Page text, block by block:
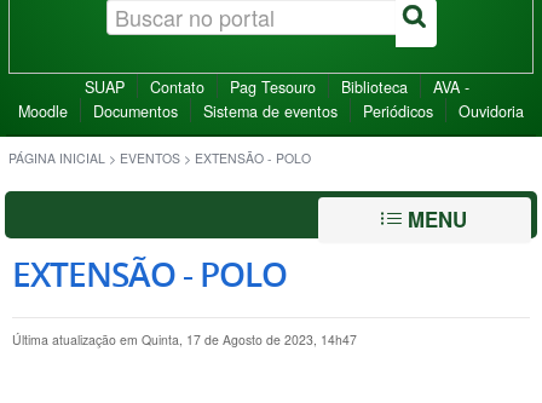
SUAP Contato Pag Tesouro Biblioteca
AVA -
Moodle
Documentos Sistema de eventos Periódicos Ouvidoria
PÁGINA INICIAL > EVENTOS > EXTENSÃO - POLO
MENU
EXTENSÃO - POLO
Última atualização em Quinta, 17 de Agosto de 2023, 14h47